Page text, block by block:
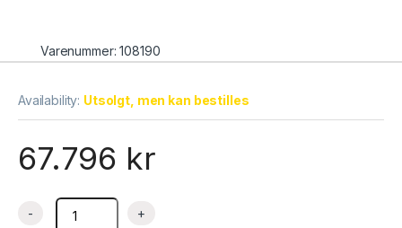
Varenummer: 108190
Availability: Utsolgt, men kan bestilles
67.796 kr
Konveksjonsovn elektrisk 10 stk GN 2/1 OKFE102, Øzti